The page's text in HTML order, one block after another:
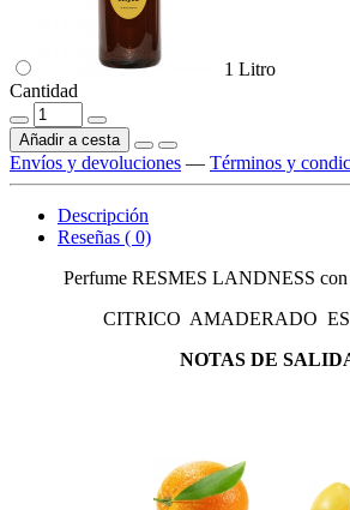
1 Litro
Cantidad
Añadir a cesta
Envíos y devoluciones — Términos y
Descripción
Reseñas ( 0)
Perfume RESMES LANDNESS con
CITRICO AMADERADO
NOTAS DE